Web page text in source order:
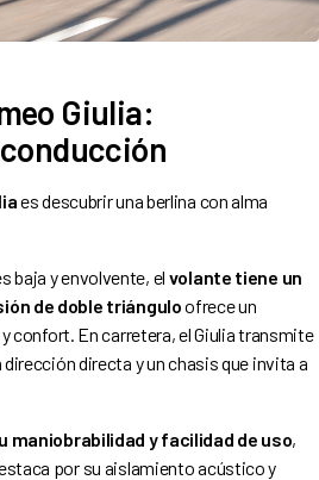
Giulia:
es descubrir una berlina con alma
baja y envolvente, el volante tiene un
de doble triánguloofrece un
confort. En carretera, el Giulia transmite
directa y un chasis que invita a
maniobrabilidad y facilidad de uso,
por su aislamiento acústico y